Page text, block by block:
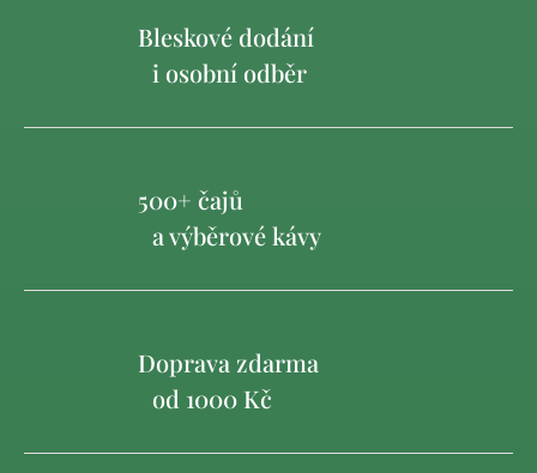
Bleskové dodání
i osobní odběr
500+ čajů
a výběrové kávy
Doprava zdarma
od 1000 Kč